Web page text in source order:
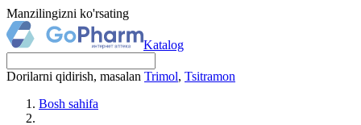
Manzilingizni ko'rsating
Katalog
Dorilarni qidirish, masalan Trimol, Tsitramon
Bosh sahifa